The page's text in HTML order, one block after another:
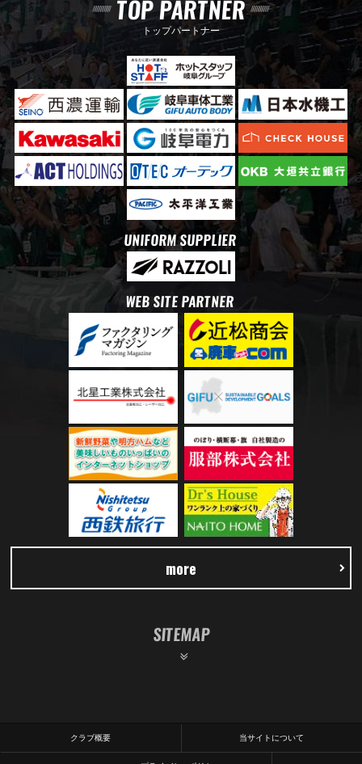
TOP PARTNER
トップパートナー
UNIFORM SUPPLIER
WEB SITE PARTNER
more
SITEMAP
クラブ概要 当サイトについて